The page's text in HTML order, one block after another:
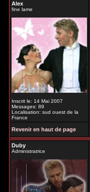
Alex
fine lame
Inscrit le: 14 Mai 2007
Messages: 89
Localisation: sud ouest de la
France
Revenir en haut de page
Duby
Administratrice